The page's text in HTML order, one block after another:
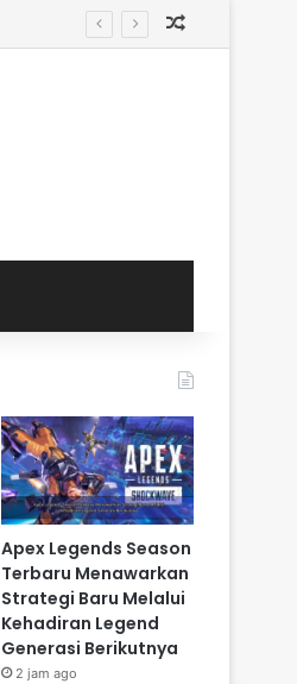
Apex Legends Season
Terbaru Menawarkan
Strategi Baru Melalui
Kehadiran Legend
Generasi Berikutnya
2 jam ago